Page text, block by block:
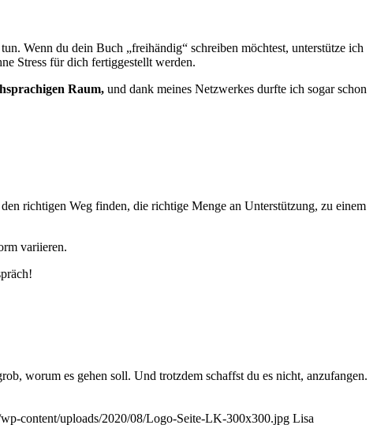
Wenn du dein Buch „freihändig“ schreiben möchtest, unterstütze ich
Stress für dich fertiggestellt werden.
Raum, und dank meines Netzwerkes durfte ich sogar schon
richtigen Weg finden, die richtige Menge an Unterstützung, zu einem
variieren.
worum es gehen soll. Und trotzdem schaffst du es nicht, anzufangen.
content/uploads/2020/08/Logo-Seite-LK-300x300.jpg Lisa